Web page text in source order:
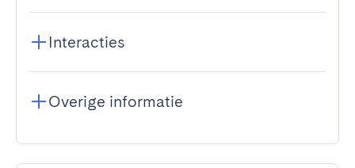
Interacties
Overige informatie